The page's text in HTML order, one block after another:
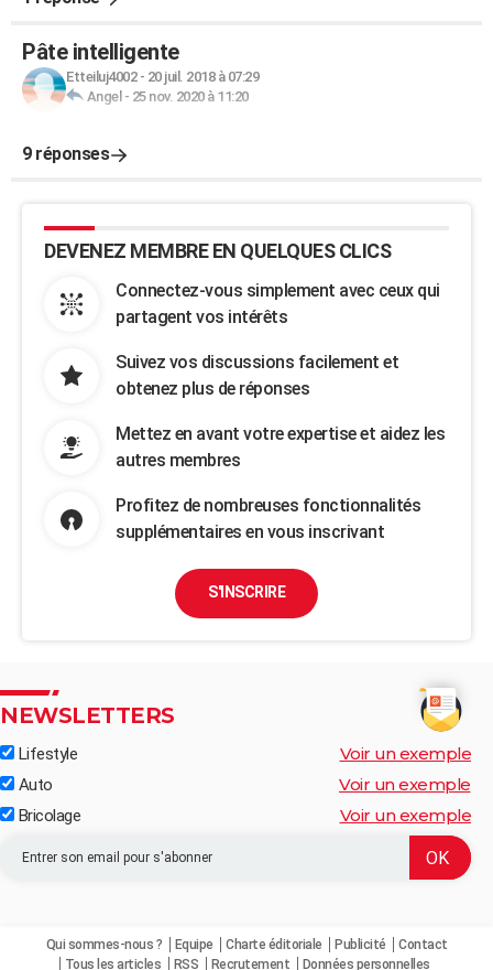
Pâte intelligente
Etteiluj4002- 20 juil. 2018 à 07:29
Angel - 25 nov. 2020 à 11:20
9 réponses
DEVENEZ MEMBRE EN QUELQUES CLICS
Connectez-vous simplement avec ceux qui
partagent vos intérêts
Suivez vos discussions facilement et
obtenez plus de réponses
Mettez en avant votre expertise et aidez les
autres membres
Profitez de nombreuses fonctionnalités
supplémentaires en vous inscrivant
S'INSCRIRE
NEWSLETTERS
Lifestyle Voir un exemple
Auto Voir un exemple
Bricolage Voir un exemple
Qui sommes-nous ? Equipe Charte éditoriale Publicité
Contact
Tous les articles
RSS Recrutement Données personnelles